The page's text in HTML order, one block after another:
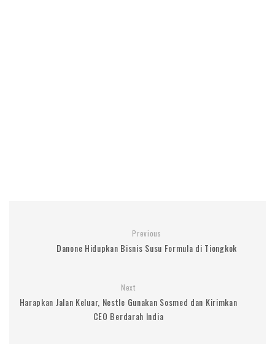
Previous
Danone Hidupkan Bisnis Susu Formula di Tiongkok
Next
Harapkan Jalan Keluar, Nestle Gunakan Sosmed dan Kirimkan
CEO Berdarah India